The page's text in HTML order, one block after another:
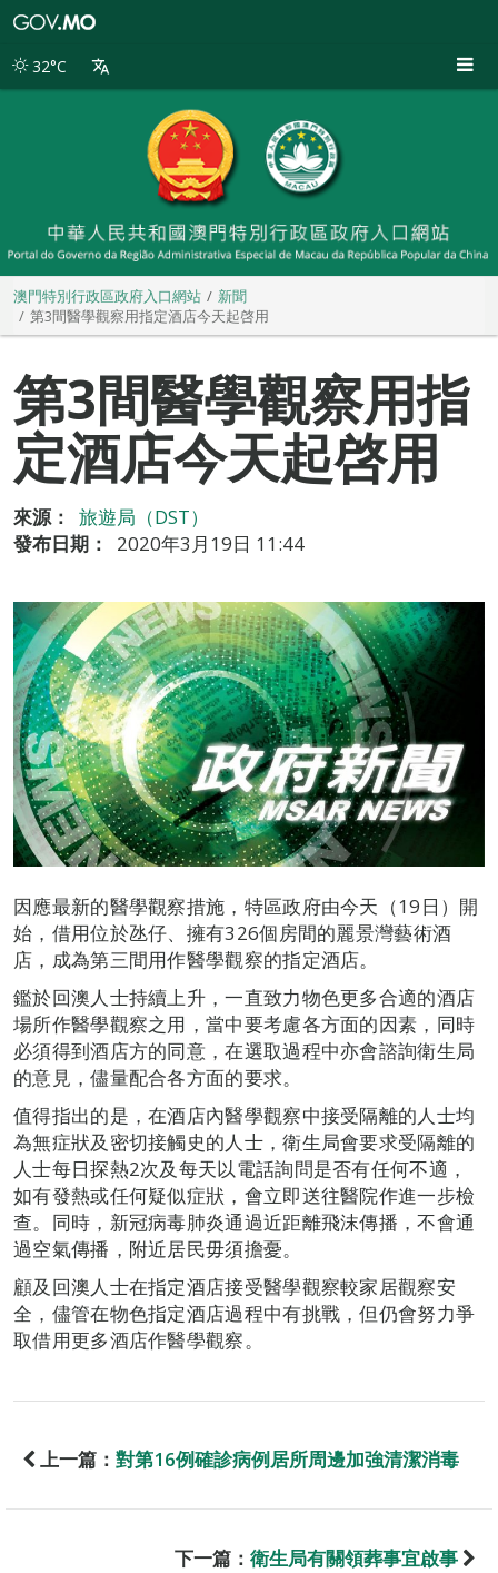
別
32°C
澳門特別行政區政府入口網站
新聞
第3間醫學觀察用指定酒店今天起啓用
第3間醫學觀察用指
定酒店今天起啓用
來源：
旅遊局（DST）
發布日期：
2020年3月19日 11:44
因應最新的醫學觀察措施，特區政府由今天（19日）開
始，借用位於氹仔、擁有326個房間的麗景灣藝術酒
店，成為第三間用作醫學觀察的指定酒店。
鑑於回澳人士持續上升，一直致力物色更多合適的酒店
場所作醫學觀察之用，當中要考慮各方面的因素，同時
必須得到酒店方的同意，在選取過程中亦會諮詢衛生局
的意見，儘量配合各方面的要求。
值得指出的是，在酒店內醫學觀察中接受隔離的人士均
為無症狀及密切接觸史的人士，衛生局會要求受隔離的
人士每日探熱2次及每天以電話詢問是否有任何不適，
如有發熱或任何疑似症狀，會立即送往醫院作進一步檢
查。同時，新冠病毒肺炎通過近距離飛沫傳播，不會通
過空氣傳播，附近居民毋須擔憂。
顧及回澳人士在指定酒店接受醫學觀察較家居觀察安
全，儘管在物色指定酒店過程中有挑戰，但仍會努力爭
取借用更多酒店作醫學觀察。
上一篇： 對第16例確診病例居所周邊加強清潔消毒
下一篇： 衛生局有關領葬事宜啟事